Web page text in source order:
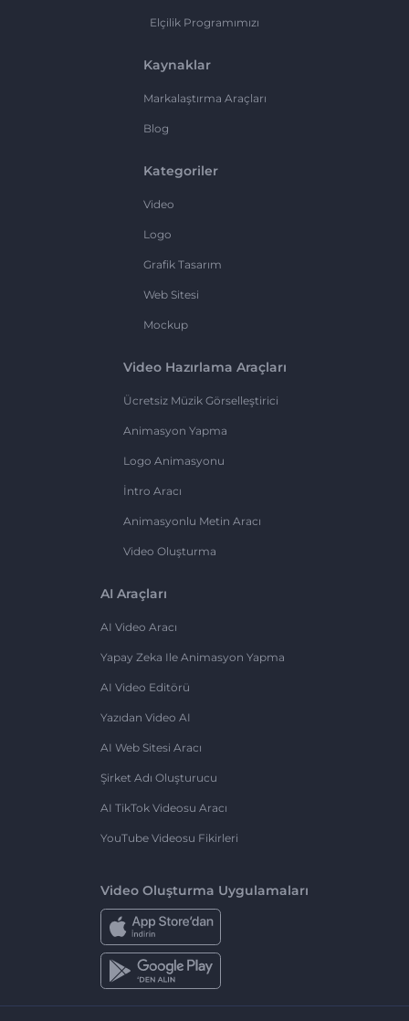
Elçilik Programımızı
Kaynaklar
Markalaştırma Araçları
Blog
Kategoriler
Video
Logo
Grafik Tasarım
Web Sitesi
Mockup
Video Hazırlama Araçları
Ücretsiz Müzik Görselleştirici
Animasyon Yapma
Logo Animasyonu
İntro Aracı
Animasyonlu Metin Aracı
Video Oluşturma
AI Araçları
AI Video Aracı
Yapay Zeka Ile Animasyon Yapma
AI Video Editörü
Yazıdan Video AI
AI Web Sitesi Aracı
Şirket Adı Oluşturucu
AI TikTok Videosu Aracı
YouTube Videosu Fikirleri
Video Oluşturma Uygulamaları